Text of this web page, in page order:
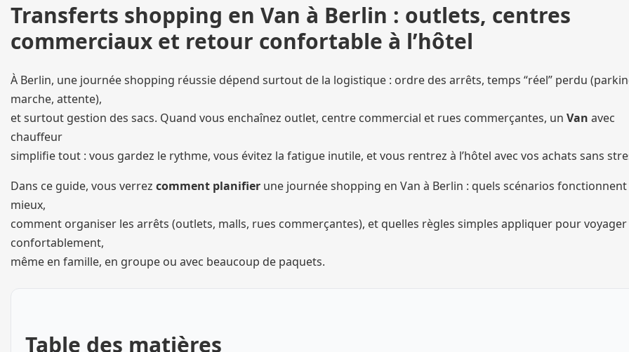
Transferts shopping en Van à Berlin : outlets, centres
commerciaux et retour confortable à l’hôtel
À Berlin, une journée shopping réussie dépend surtout de la logistique : ordre des arrêts, temps “réel” perdu
marche, attente),
et surtout gestion des sacs. Quand vous enchaînez outlet, centre commercial et rues commerçantes, un Van avec
chauffeur
simplifie tout : vous gardez le rythme, vous évitez la fatigue inutile, et vous rentrez à l’hôtel avec vos achats sans
Dans ce guide, vous verrez comment planifier une journée shopping en Van à Berlin : quels scénarios fonctionnent
mieux,
comment organiser les arrêts (outlets, malls, rues commerçantes), et quelles règles simples appliquer pour voyager
confortablement,
même en famille, en groupe ou avec beaucoup de paquets.
Table des matières